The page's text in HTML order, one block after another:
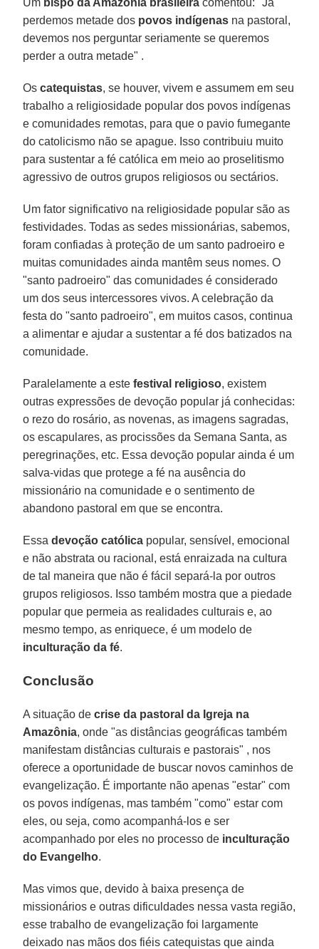
perdemos metade dos povos indígenas na pastoral,
devemos nos perguntar seriamente se queremos
perder a outra metade" .
Oscatequistas, se houver, vivem e assumem em seu
trabalho a religiosidade popular dos povos indígenas
e comunidades remotas, para que o pavio fumegante
do catolicismo não se apague. Isso contribuiu muito
para sustentar a fé católica em meio ao proselitismo
agressivo de outros grupos religiosos ou sectários.
Um fator significativo na religiosidade popular são as
festividades. Todas as sedes missionárias, sabemos,
foram confiadas à proteção de um santo padroeiro e
muitas comunidades ainda mantêm seus nomes. O
"santo padroeiro" das comunidades é considerado
um dos seus intercessores vivos. A celebração da
festa do "santo padroeiro", em muitos casos, continua
a alimentar e ajudar a sustentar a fé dos batizados na
comunidade.
Paralelamente a estefestival religioso, existem
outras expressões de devoção popular já conhecidas:
o rezo do rosário, as novenas, as imagens sagradas,
os escapulares, as procissões da Semana Santa, as
peregrinações, etc. Essa devoção popular ainda é um
salva-vidas que protege a fé na ausência do
missionário na comunidade e o sentimento de
abandono pastoral em que se encontra.
Essadevoção católica popular, sensível, emocional
e não abstrata ou racional, está enraizada na cultura
de tal maneira que não é fácil separá-la por outros
grupos religiosos. Isso também mostra que a piedade
popular que permeia as realidades culturais e, ao
mesmo tempo, as enriquece, é um modelo de
inculturação da fé.
Conclusão
A situação decrise da pastoral da Igreja na
Amazônia, onde "as distâncias geográficas também
manifestam distâncias culturais e pastorais" , nos
oferece a oportunidade de buscar novos caminhos de
evangelização. É importante não apenas "estar" com
os povos indígenas, mas também "como" estar com
eles, ou seja, como acompanhá-los e ser
acompanhado por eles no processo de inculturação
do Evangelho.
Mas vimos que, devido à baixa presença de
missionários e outras dificuldades nessa vasta região,
esse trabalho de evangelização foi largamente
deixado nas mãos dos fiéis catequistas que ainda